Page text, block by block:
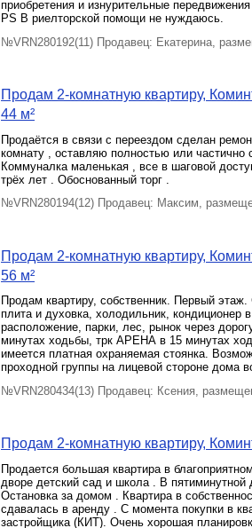
приобретения и изнурительные
PS В риелторской помощи не нуждаюсь.
№VRN280192(11) Продавец: Екатерина,
Продам 2-комнатную квартиру,
44 м²
Продаётся в связи с переездом сделан
комнату , оставляю полностью или
Коммуналка маленькая , все в шаговой
трёх лет . Обоснованный торг .
№VRN280194(12) Продавец: Максим,
Продам 2-комнатную квартиру,
56 м²
Продам квартиру, собственник. Первый
плита и духовка, холодильник, кондиционер
расположение, парки, лес, рынок через
минутах ходьбы, трк АРЕНА в 15 минутах
имеется платная охраняемая стоянка.
проходной группы на лицевой стороне дома
№VRN280434(13) Продавец: Ксения,
Продам 2-комнатную квартиру,
Продается большая квартира в
дворе детский сад и школа . В пятиминутной
Остановка за домом . Квартира в
сдавалась в аренду . С момента покупки в
застройщика (КИТ). Очень хорошая